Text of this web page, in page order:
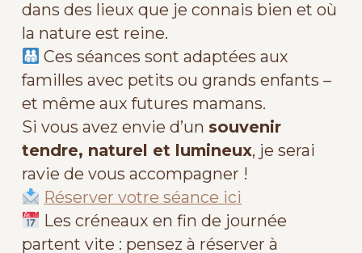
dans des lieux que je connais bien et où
la nature est reine.
Ces séances sont adaptées aux
familles avec petits ou grands enfants –
et même aux futures mamans.
Si vous avez envie d’un souvenir
tendre, naturel et lumineux, je serai
ravie de vous accompagner !
Réserver votre séance ici
Les créneaux en fin de journée
partent vite : pensez à réserver à